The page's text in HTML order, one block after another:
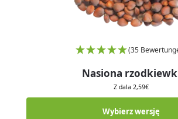
(35
Nasiona
Z dala 2,59€
Wybierz wersję